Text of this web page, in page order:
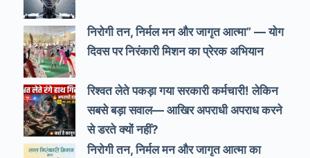
निरोगी तन, निर्मल मन और जागृत आत्मा” — योग
दिवस पर निरंकारी मिशन का प्रेरक अभियान
रिश्वत लेते पकड़ा गया सरकारी कर्मचारी! लेकिन
सबसे बड़ा सवाल— आखिर अपराधी अपराध करने
से डरते क्यों नहीं?
निरोगी तन, निर्मल मन और जागृत आत्मा का